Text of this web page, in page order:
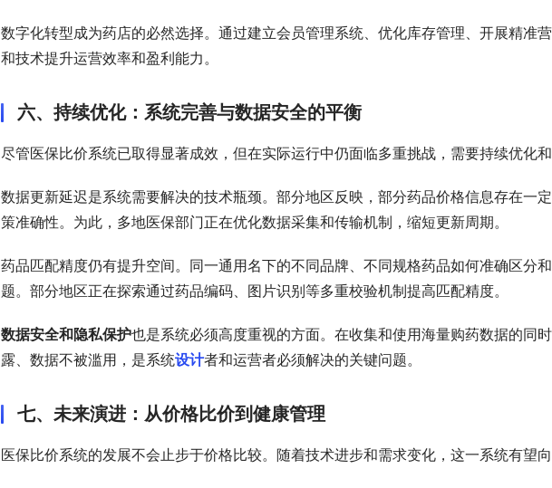
数字化转型成为药店的必然选择。通过建立会员管理系统、优化库存管理、开展精准
和技术提升运营效率和盈利能力。
六、持续优化：系统完善与数据安全的平衡
尽管医保比价系统已取得显著成效，但在实际运行中仍面临多重挑战，需要持续优化和
数据更新延迟是系统需要解决的技术瓶颈。部分地区反映，部分药品价格信息存在一
策准确性。为此，多地医保部门正在优化数据采集和传输机制，缩短更新周期。
药品匹配精度仍有提升空间。同一通用名下的不同品牌、不同规格药品如何准确区分
题。部分地区正在探索通过药品编码、图片识别等多重校验机制提高匹配精度。
数据安全和隐私保护也是系统必须高度重视的方面。在收集和使用海量购药数据的同
露、数据不被滥用，是系统设计者和运营者必须解决的关键问题。
七、未来演进：从价格比价到健康管理
医保比价系统的发展不会止步于价格比较。随着技术进步和需求变化，这一系统有望